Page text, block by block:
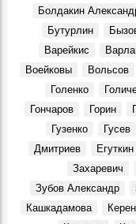
Джанни Родари:
События, 2 Августа 1969
Новый
Места, 3 Августа 1969
7 августа 1969
События, 7 Августа 1969
Василий Андреевич
Ульяновского
Вниманию
События, 7 Августа 1969
Болдакин
Бутурлин
Варейкис
Воейковы
Вольсов
Голенко
Гончаров
Горин
Гузенко
Гусев
Дмитриев
Егуткин
Захаревич
Зубов Александр
Кашкадамова